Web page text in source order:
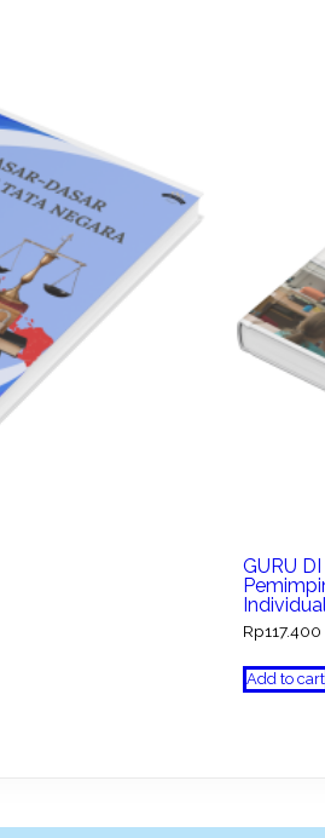
GURU
Rp117.400
Add to cart